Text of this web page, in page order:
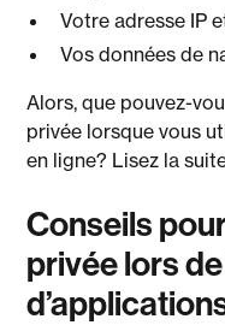
Votre adresse IP
Vos données de
Alors, que pouvez-
privée lorsque vous
en ligne? Lisez la
Conseils
privée lors